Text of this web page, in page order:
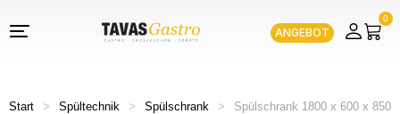
ANGEBOT
0
Start > Spültechnik > Spülschrank >
Spülschrank 1800 x 600 x 850